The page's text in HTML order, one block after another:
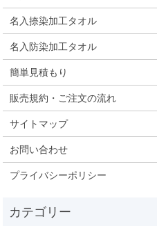
名入捺染加工タオル
名入防染加工タオル
簡単見積もり
販売規約・ご注文の流れ
サイトマップ
お問い合わせ
プライバシーポリシー